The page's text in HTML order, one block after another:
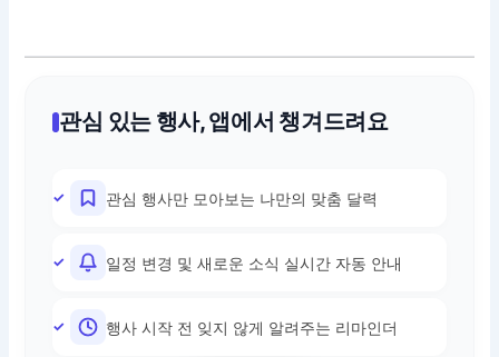
관심 있는 행사, 앱에서 챙겨드려요
관심 행사만 모아보는 나만의 맞춤 달력
일정 변경 및 새로운 소식 실시간 자동 안내
행사 시작 전 잊지 않게 알려주는 리마인더